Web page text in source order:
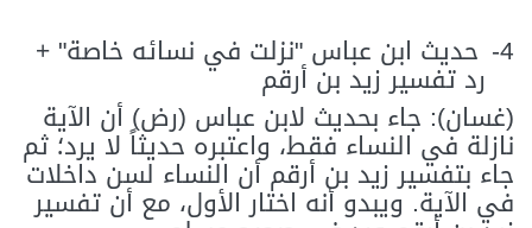
4- حديث ابن عباس "نزلت في نسائه خاصة" +
رد تفسير زيد بن أرقم
(غسان): جاء بحديث لابن عباس (رض) أن الآية
نازلة في النساء فقط، واعتبره حديثاً لا يرد؛ ثم
جاء بتفسير زيد بن أرقم أن النساء لسن داخلات
في الآية. ويبدو أنه اختار الأول، مع أن تفسير